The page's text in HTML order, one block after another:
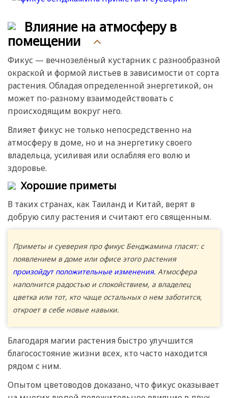
Влияние на атмосферу в
помещении
Фикус — вечнозелёный кустарник с разнообразной
окраской и формой листьев в зависимости от сорта
растения. Обладая определенной энергетикой, он
может по-разному взаимодействовать с
происходящим вокруг него.
Влияет фикус не только непосредственно на
атмосферу в доме, но и на энергетику своего
владельца, усиливая или ослабляя его волю и
здоровье.
Хорошие приметы
В таких странах, как Таиланд и Китай, верят в
добрую силу растения и считают его священным.
Приметы и суеверия про фикус Бенджамина гласят: с
появлением в доме или офисе этого растения
произойдут положительные изменения. Атмосфера
наполнится радостью и спокойствием, а владелец
цветка или тот, кто чаще остальных о нем заботится,
откроет в себе новые навыки.
Благодаря магии растения быстро улучшится
благосостояние жизни всех, кто часто находится
рядом с ним.
Опытом цветоводов доказано, что фикус оказывает